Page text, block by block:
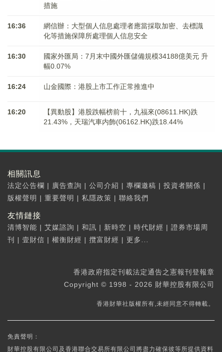
措施
16:36
網信辦：大型個人信息處理者應當採取加密、去標識
化等措施保障所處理個人信息安全
16:30
國家外匯局：7月末中國外匯儲備規模34188億美元 升
幅0.07%
16:24 山金國際：港股上市工作正常推進中
16:20
【異動股】港股跌幅榜前十，九福來(08611.HK)跌
21.43%，天瑞汽車内飾(06162.HK)跌18.44%
相關訊息
法定公告欄 | 廣告查詢 | 公司介紹 | 專欄邀稿 | 投資者關係 |
版權聲明 | 重要聲明 | 私隱政策 | 聯絡我們
友情鏈接
清博智能 | 艾媒諮詢 | 和訊 | 新時空 | 時代財經 | 證券市場周
刊
| 壹財信 | 權衡財經 | 攬富財經 | 更多...
香港政府指定刊載法定通告之憲報刊登報章
Copyright © 1998 - 2026 財華控股有限公司
香港財華社版權所有,未經同意不得轉載。
免責聲明：
財華控股有限公司及香港聯合交易所有限公司將盡力確保彼等所提供資料